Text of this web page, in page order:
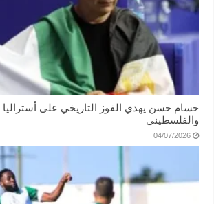
حسام حسن يهدي الفوز التاريخي على
والفلسطيني
04/07/2026